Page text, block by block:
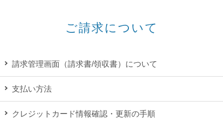
ご請求について
請求管理画面（請求書/領収書）について
支払い方法
クレジットカード情報確認・更新の手順